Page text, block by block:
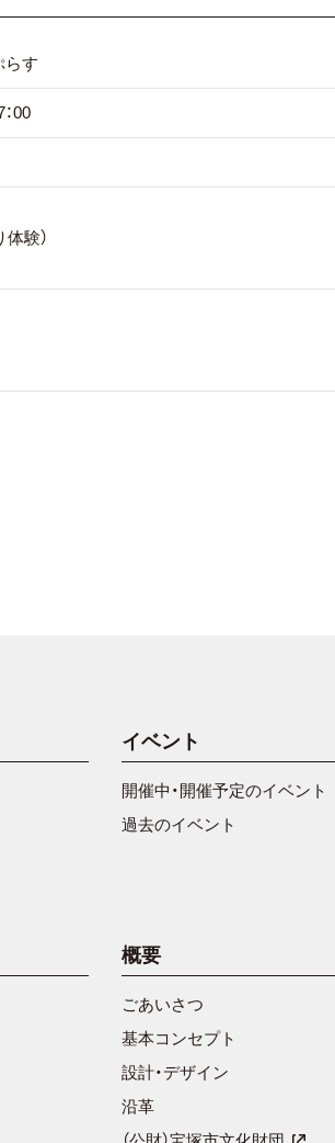
らす
00
験）
イベント
開催中・開催予定のイベント
過去のイベント
概要
ごあいさつ
基本コンセプト
設計・デザイン
沿革